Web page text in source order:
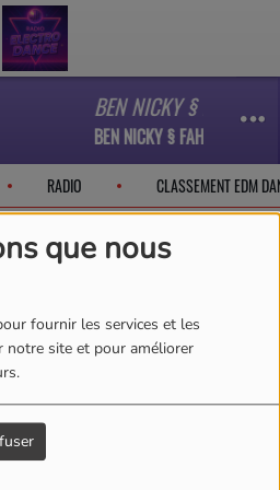
que nous
fournir les services et les
site et pour améliorer
BEN NICKY § FAHJAH
BEN NICKY § FAHJAH - Be
RADIO CLASSEMENT EDM
UN COMPTE